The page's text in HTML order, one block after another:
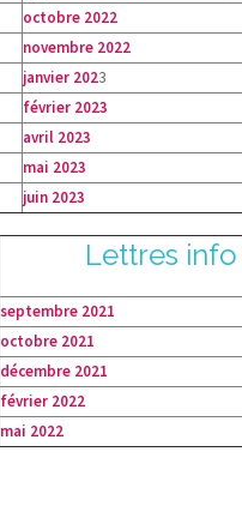
octobre 2022
novembre 2022
janvier 2023
février 2023
avril 2023
mai 2023
juin 2023
Lettres info
septembre 2021
octobre 2021
décembre 2021
février 2022
mai 2022